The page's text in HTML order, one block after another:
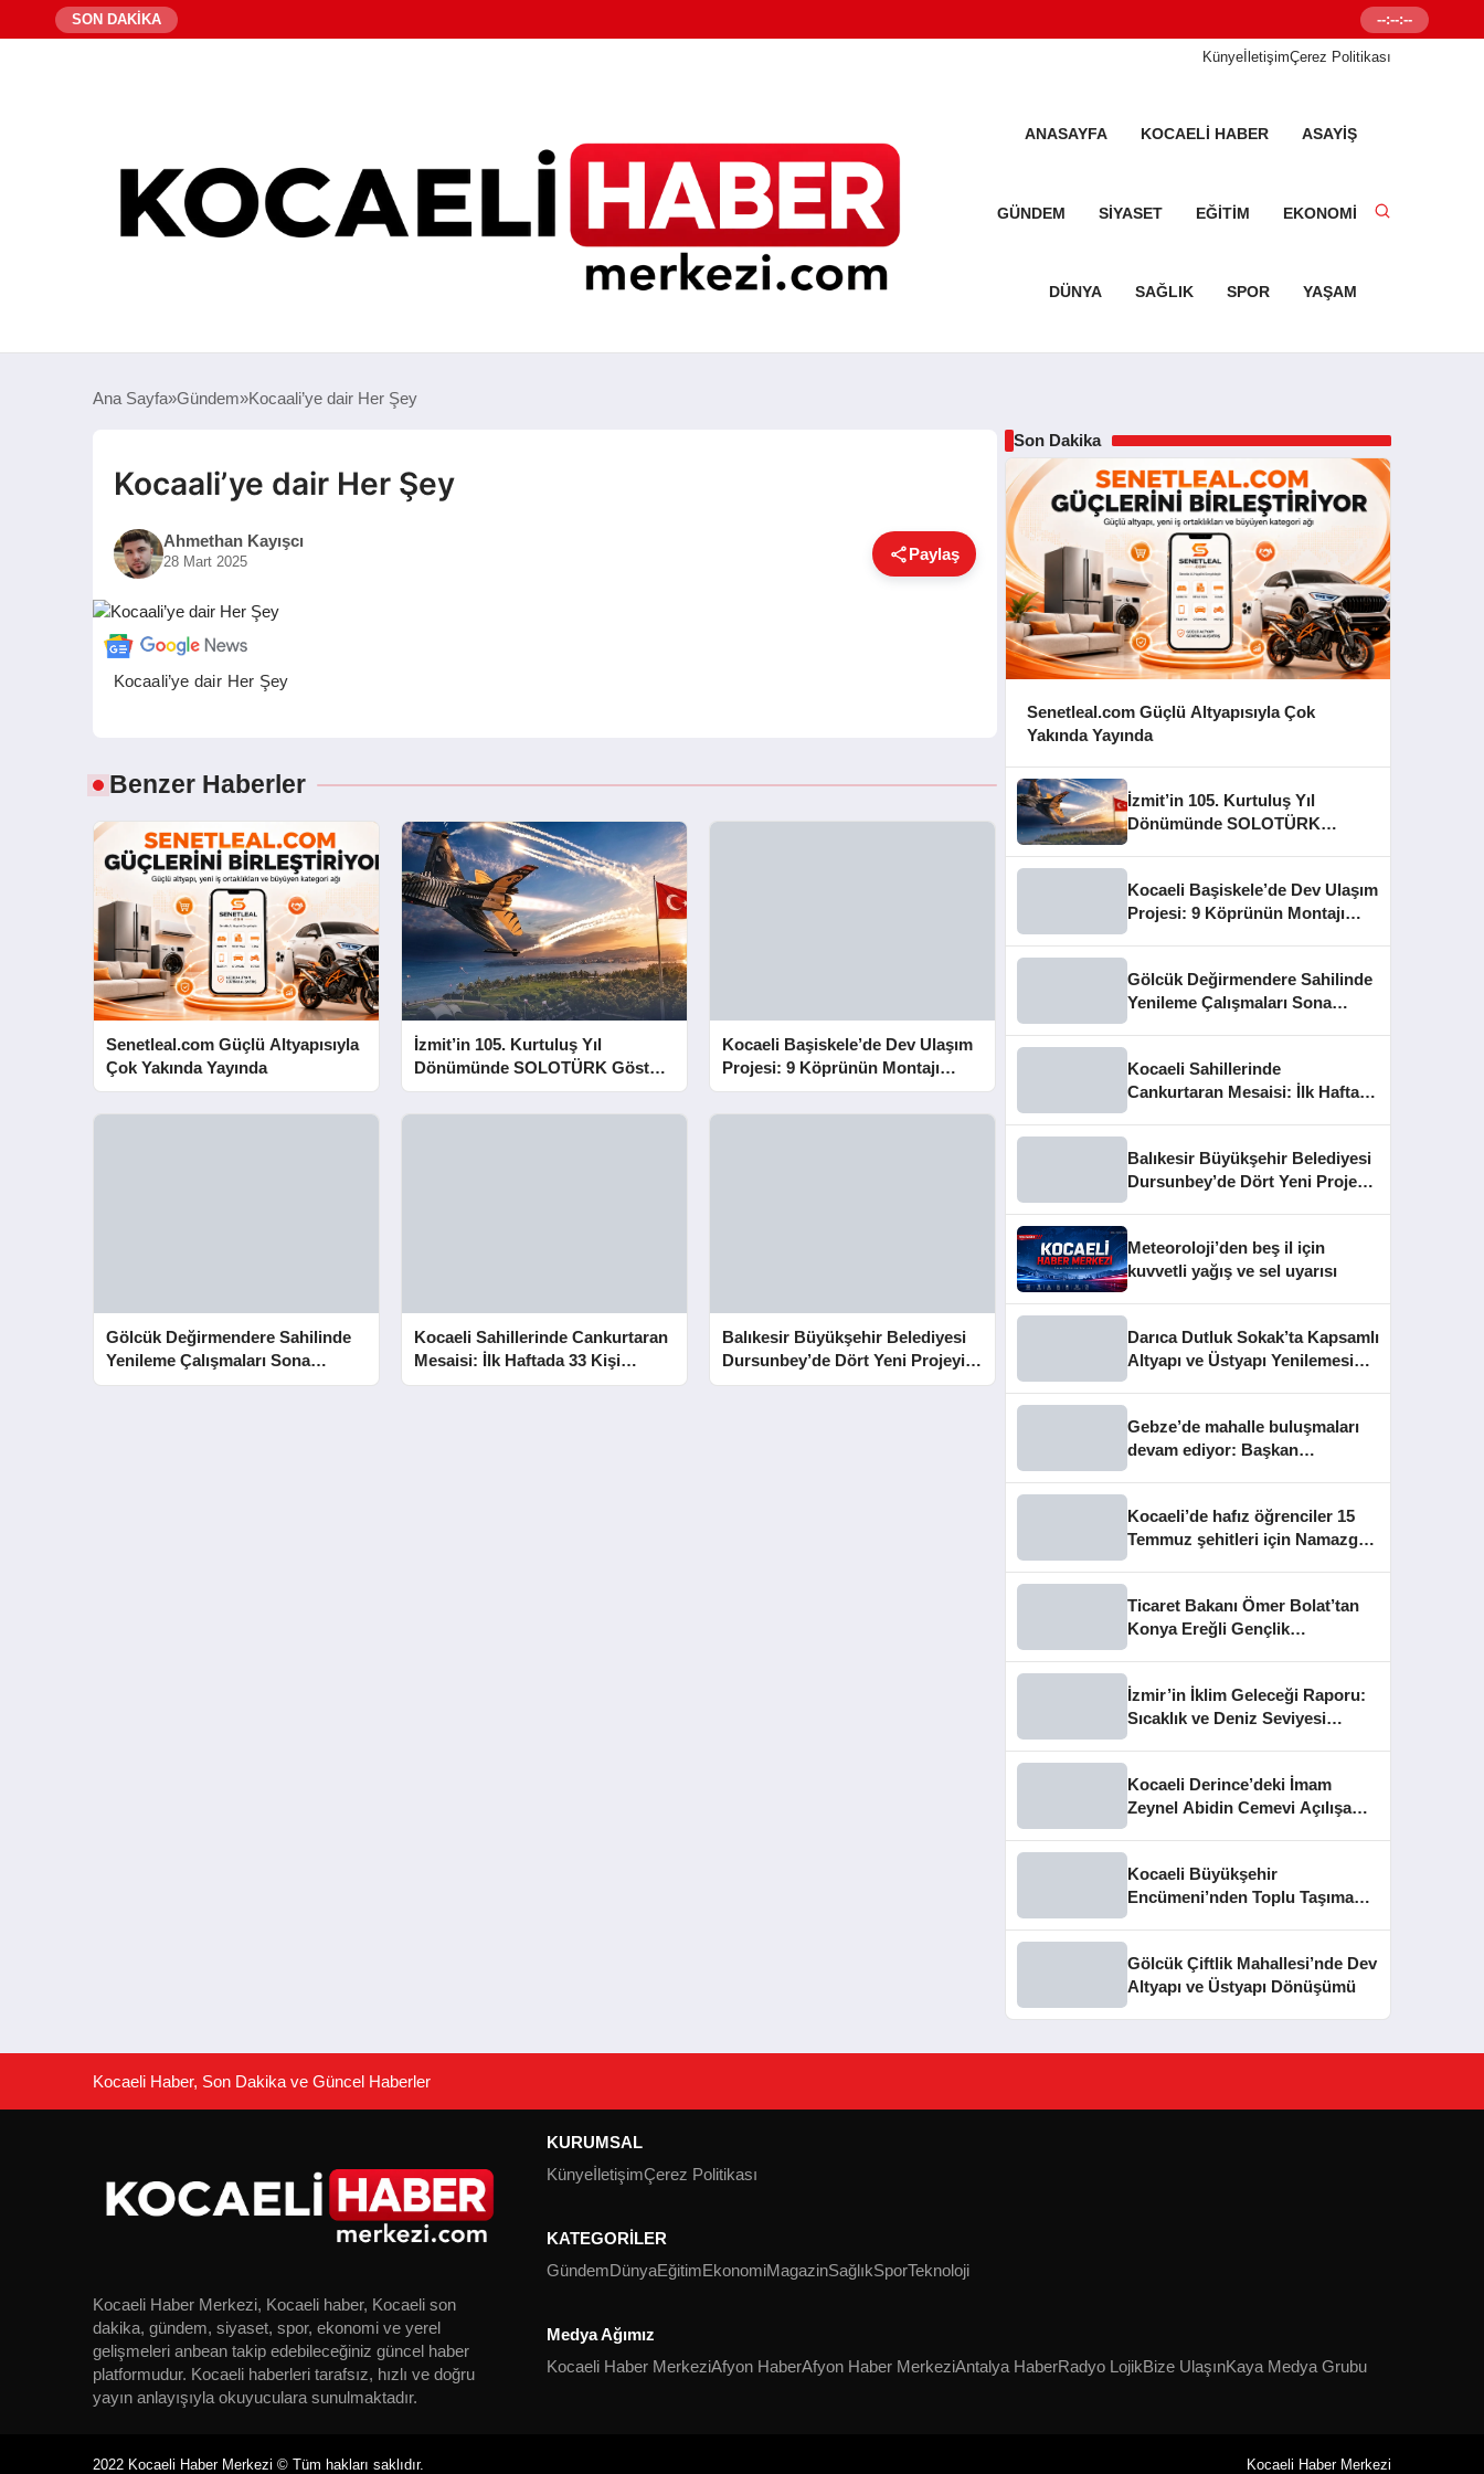
SON DAKİKA Senetleal.com
--:--:--
KünyeİletişimÇerez Politikası
ANASAYFA KOCAELI HABER ASAYIŞ
GÜNDEM SIYASET EĞITIM EKONOMI
DÜNYA SAĞLIK SPOR YAŞAM
Ana Sayfa Gündem Kocaali’ye dair Her Şey
Kocaali’ye dair Her Şey
Ahmethan Kayışcı
28 Mart 2025 Paylaş
Kocaali’ye dair Her Şey
Benzer Haberler
Senetleal.com Güçlü Altyapısıyla
Çok Yakında Yayında
İzmit’in 105. Kurtuluş Yıl
Dönümünde SOLOTÜRK Gösteri
Yapacak
Kocaeli Başiskele’de Dev Ulaşım
Projesi: 9 Köprünün Montajı
Tamamlandı
Gölcük Değirmendere Sahilinde
Yenileme Çalışmaları Sona
Yaklaştı
Kocaeli Sahillerinde Cankurtaran
Mesaisi: İlk Haftada 33 Kişi
Kurtarıldı
Balıkesir Büyükşehir Belediyesi
Dursunbey’de Dört Yeni Projeyi
Hizmete Açtı
Son Dakika
Senetleal.com Güçlü Altyapısıyla Çok
Yakında Yayında
İzmit’in 105. Kurtuluş Yıl
Dönümünde SOLOTÜRK
Kocaeli Başiskele’de Dev Ulaşım
Projesi: 9 Köprünün Montajı
Gölcük Değirmendere Sahilinde
Yenileme Çalışmaları Sona
Kocaeli Sahillerinde
Cankurtaran Mesaisi: İlk Haftada
Balıkesir Büyükşehir Belediyesi
Dursunbey’de Dört Yeni Projeyi
Meteoroloji’den beş il için
kuvvetli yağış ve sel uyarısı
Darıca Dutluk Sokak’ta Kapsamlı
Altyapı ve Üstyapı Yenilemesi
Gebze’de mahalle buluşmaları
devam ediyor: Başkan
Kocaeli’de hafız öğrenciler 15
Temmuz şehitleri için Namazgâh
Ticaret Bakanı Ömer Bolat’tan
Konya Ereğli Gençlik
İzmir’in İklim Geleceği Raporu:
Sıcaklık ve Deniz Seviyesi
Kocaeli Derince’deki İmam
Zeynel Abidin Cemevi Açılışa
Kocaeli Büyükşehir
Encümeni’nden Toplu Taşıma
Gölcük Çiftlik Mahallesi’nde Dev
Altyapı ve Üstyapı Dönüşümü
Kocaeli Haber, Son Dakika ve Güncel Haberler
Kocaeli Haber Merkezi, Kocaeli haber, Kocaeli son
dakika, gündem, siyaset, spor, ekonomi ve yerel
gelişmeleri anbean takip edebileceğiniz güncel haber
platformudur. Kocaeli haberleri tarafsız, hızlı ve doğru
yayın anlayışıyla okuyuculara sunulmaktadır.
KURUMSAL
KünyeİletişimÇerez Politikası
KATEGORİLER
GündemDünyaEğitimEkonomiMagazinSağlıkSporTeknoloji
Medya Ağımız
Kocaeli Haber MerkeziAfyon HaberAfyon Haber MerkeziAntalya HaberRadyo LojikBize UlaşınKaya Medya Grubu
2022 Kocaeli Haber Merkezi © Tüm hakları saklıdır. Kocaeli Haber Merkezi